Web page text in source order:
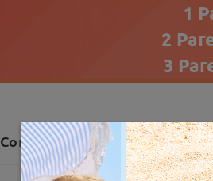
1
2
3
Comentarios de Clientes(38)